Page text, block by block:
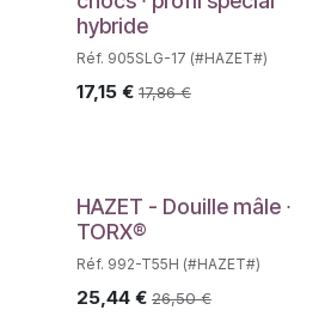
hybride
Réf. 905SLG-17 (#HAZET#)
17,15€ 17,86€
HAZET - Douille mâle ∙
TORX®
Réf. 992-T55H (#HAZET#)
25,44€ 26,50€